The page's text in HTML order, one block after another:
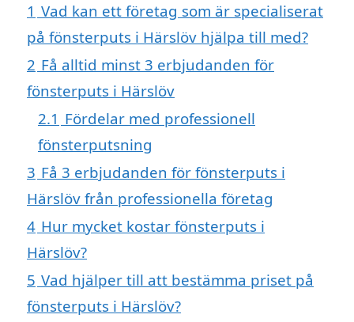
1 Vad kan ett företag som är specialiserat
på fönsterputs i Härslöv hjälpa till med?
2 Få alltid minst 3 erbjudanden för
fönsterputs i Härslöv
2.1 Fördelar med professionell
fönsterputsning
3 Få 3 erbjudanden för fönsterputs i
Härslöv från professionella företag
4 Hur mycket kostar fönsterputs i
Härslöv?
5 Vad hjälper till att bestämma priset på
fönsterputs i Härslöv?